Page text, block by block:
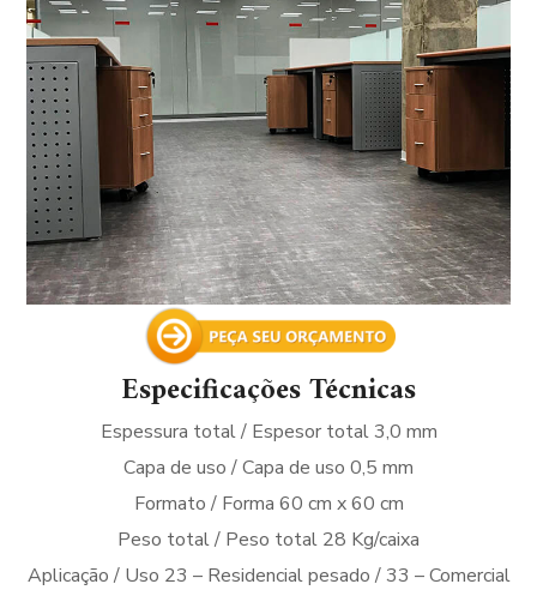
Especificações Técnicas
Espessura total / Espesor total 3,0 mm
Capa de uso / Capa de uso 0,5 mm
Formato / Forma 60 cm x 60 cm
Peso total / Peso total 28 Kg/caixa
Aplicação / Uso 23 – Residencial pesado / 33 – Comercial